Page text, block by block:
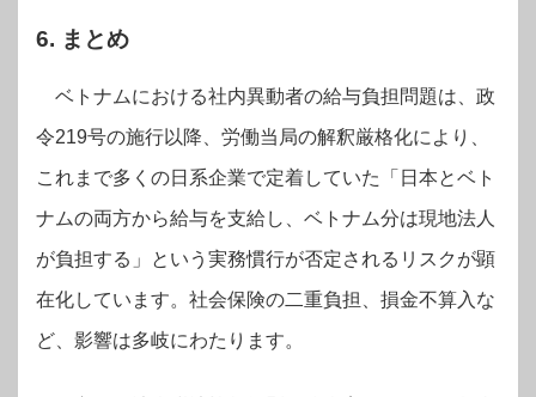
6. まとめ
ベトナムにおける社内異動者の給与負担問題は、政
令219号の施行以降、労働当局の解釈厳格化により、
これまで多くの日系企業で定着していた「日本とベト
ナムの両方から給与を支給し、ベトナム分は現地法人
が負担する」という実務慣行が否定されるリスクが顕
在化しています。社会保険の二重負担、損金不算入な
ど、影響は多岐にわたります。